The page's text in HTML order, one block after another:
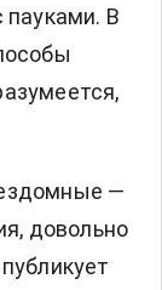
пауками. В
—
довольно